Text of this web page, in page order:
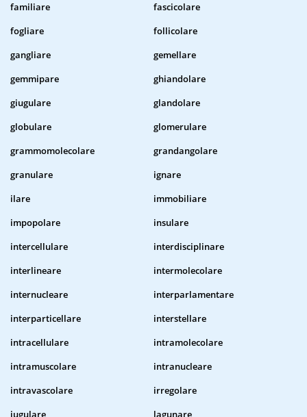
familiare
fascicolare
fogliare
follicolare
gangliare
gemellare
gemmipare
ghiandolare
giugulare
glandolare
globulare
glomerulare
grammomolecolare
grandangolare
granulare
ignare
ilare
immobiliare
impopolare
insulare
intercellulare
interdisciplinare
interlineare
intermolecolare
internucleare
interparlamentare
interparticellare
interstellare
intracellulare
intramolecolare
intramuscolare
intranucleare
intravascolare
irregolare
iugulare
lagunare